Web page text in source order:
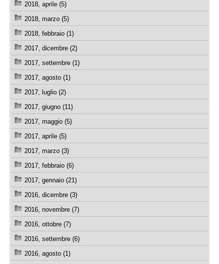
2018, aprile (5)
2018, marzo (5)
2018, febbraio (1)
2017, dicembre (2)
2017, settembre (1)
2017, agosto (1)
2017, luglio (2)
2017, giugno (11)
2017, maggio (5)
2017, aprile (5)
2017, marzo (3)
2017, febbraio (6)
2017, gennaio (21)
2016, dicembre (3)
2016, novembre (7)
2016, ottobre (7)
2016, settembre (6)
2016, agosto (1)